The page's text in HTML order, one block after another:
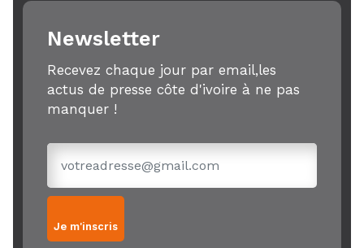
Newsletter
Recevez chaque jour par email,les
actus de presse côte d'ivoire à ne pas
manquer !
Je m'inscris